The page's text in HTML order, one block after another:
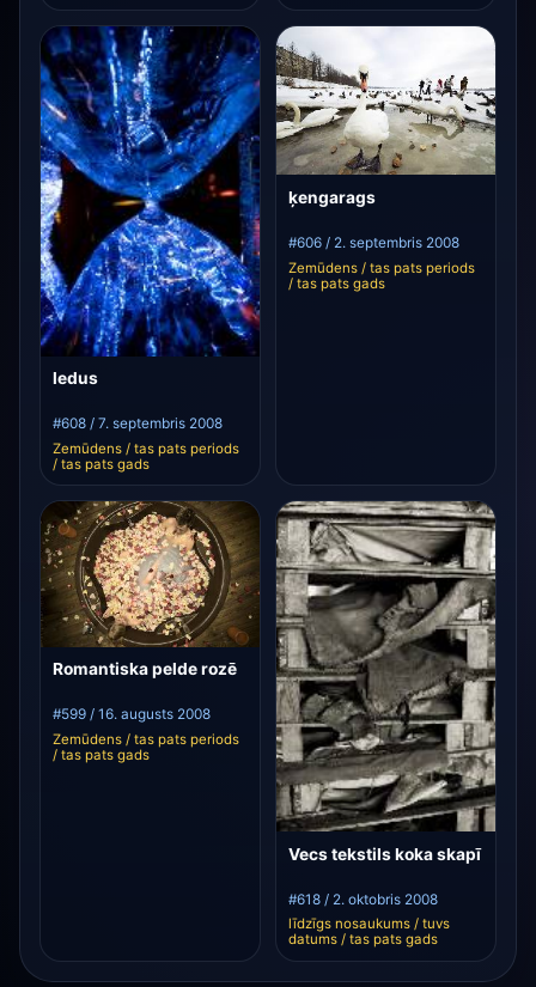
ledus
#608 / 7. septembris 2008
Zemūdens / tas pats periods
/ tas pats gads
ķengarags
#606 / 2. septembris 2008
Zemūdens / tas pats periods
/ tas pats gads
Romantiska pelde rozē
#599 / 16. augusts 2008
Zemūdens / tas pats periods
/ tas pats gads
Vecs tekstils koka skapī
#618 / 2. oktobris 2008
līdzīgs nosaukums / tuvs
datums / tas pats gads